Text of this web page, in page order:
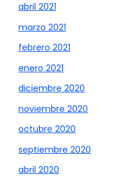
abril 2021
marzo 2021
febrero 2021
enero 2021
diciembre 2020
noviembre 2020
octubre 2020
septiembre 2020
abril 2020